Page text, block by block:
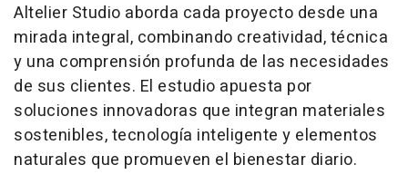
Altelier Studio aborda cada proyecto desde una
mirada integral, combinando creatividad, técnica
y una comprensión profunda de las necesidades
de sus clientes. El estudio apuesta por
soluciones innovadoras que integran materiales
sostenibles, tecnología inteligente y elementos
naturales que promueven el bienestar diario.